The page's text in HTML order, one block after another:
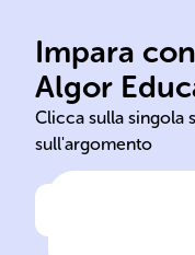
Impara
Algor
Clicca sulla singola
sull'argomento
ontologia